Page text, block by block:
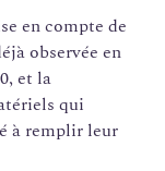
en compte de
observée en
et la
qui
à remplir leur